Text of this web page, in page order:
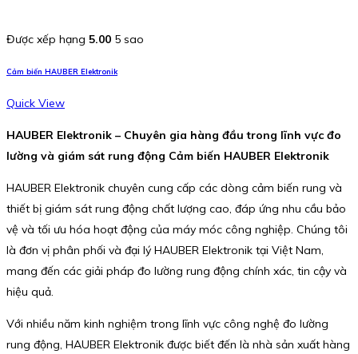
Được xếp hạng 5.00 5 sao
Cảm biến HAUBER Elektronik
Quick View
HAUBER Elektronik – Chuyên gia hàng đầu trong lĩnh vực đo
lường và giám sát rung động Cảm biến HAUBER Elektronik
HAUBER Elektronik chuyên cung cấp các dòng cảm biến rung và
thiết bị giám sát rung động chất lượng cao, đáp ứng nhu cầu bảo
vệ và tối ưu hóa hoạt động của máy móc công nghiệp. Chúng tôi
là đơn vị phân phối và đại lý HAUBER Elektronik tại Việt Nam,
mang đến các giải pháp đo lường rung động chính xác, tin cậy và
hiệu quả.
Với nhiều năm kinh nghiệm trong lĩnh vực công nghệ đo lường
rung động, HAUBER Elektronik được biết đến là nhà sản xuất hàng